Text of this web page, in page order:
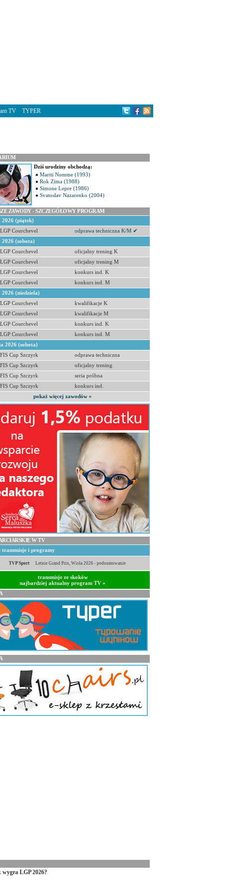
Dziś urodziny obchodzą:
Martti Nomme (1993)
Rok Zima (1988)
Simone Lepre (1986)
Svatoslav Nazarenko (2004)
ZAWODY - SZCZEGÓŁOWY PROGRAM
2026 (piątek)
LGP Courchevel
odprawa techniczna K/M ✔
2026 (sobota)
LGP Courchevel
oficjalny trening K
LGP Courchevel
oficjalny trening M
LGP Courchevel
konkurs ind. K
LGP Courchevel
konkurs ind. M
2026 (niedziela)
LGP Courchevel
kwalifikacje K
LGP Courchevel
kwalifikacje M
LGP Courchevel
konkurs ind. K
LGP Courchevel
konkurs ind. M
2026 (sobota)
FIS Cup Szczyrk
odprawa techniczna
FIS Cup Szczyrk
oficjalny trening
FIS Cup Szczyrk
seria próbna
FIS Cup Szczyrk
konkurs ind.
pokaż więcej zawodów »
W TV
transmisje i programy
TVP Sport Letnie Grand Prix, Wisła 2026 - podsumowanie
transmisje ze skoków
najbardziej aktualny program TV »
wygra LGP 2026?
TV TYPER